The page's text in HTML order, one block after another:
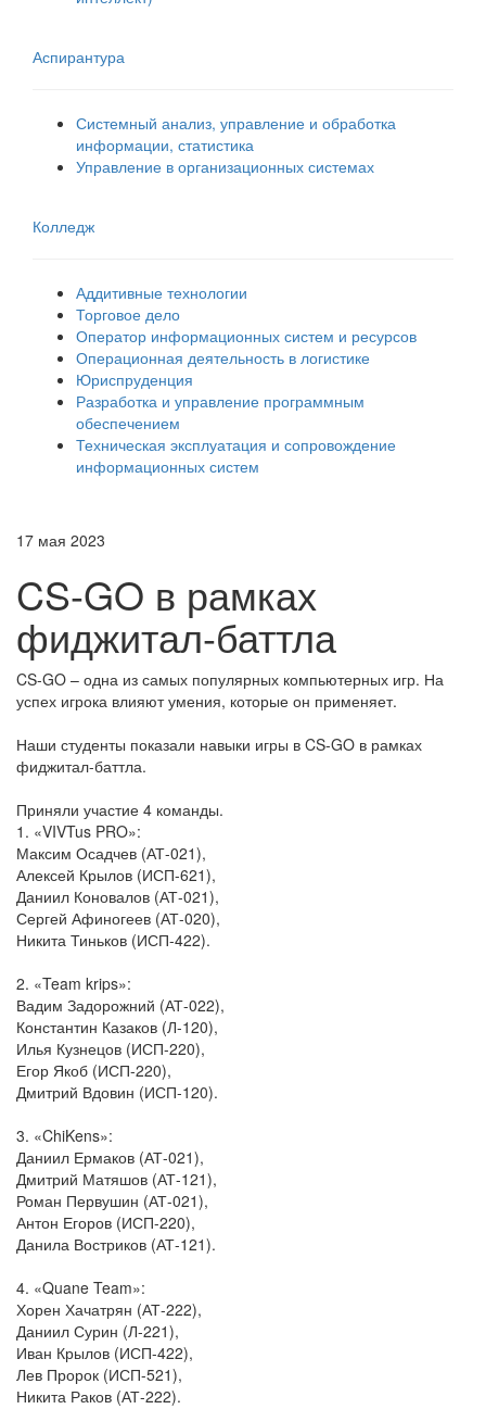
Аспирантура
Системный анализ, управление и обработка
информации, статистика
Управление в организационных системах
Колледж
Аддитивные технологии
Торговое дело
Оператор информационных систем и ресурсов
Операционная деятельность в логистике
Юриспруденция
Разработка и управление программным
обеспечением
Техническая эксплуатация и сопровождение
информационных систем
17 мая 2023
CS-GO в рамках
фиджитал-баттла
CS-GO – одна из самых популярных компьютерных игр. На
успех игрока влияют умения, которые он применяет.
Наши студенты показали навыки игры в CS-GO в рамках
фиджитал-баттла.
Приняли участие 4 команды.
1. «VIVTus PRO»:
Максим Осадчев (АТ-021),
Алексей Крылов (ИСП-621),
Даниил Коновалов (АТ-021),
Сергей Афиногеев (АТ-020),
Никита Тиньков (ИСП-422).
2. «Team krips»:
Вадим Задорожний (АТ-022),
Константин Казаков (Л-120),
Илья Кузнецов (ИСП-220),
Егор Якоб (ИСП-220),
Дмитрий Вдовин (ИСП-120).
3. «ChiKens»:
Даниил Ермаков (АТ-021),
Дмитрий Матяшов (АТ-121),
Роман Первушин (АТ-021),
Антон Егоров (ИСП-220),
Данила Востриков (АТ-121).
4. «Quane Team»:
Хорен Хачатрян (АТ-222),
Даниил Сурин (Л-221),
Иван Крылов (ИСП-422),
Лев Пророк (ИСП-521),
Никита Раков (АТ-222).